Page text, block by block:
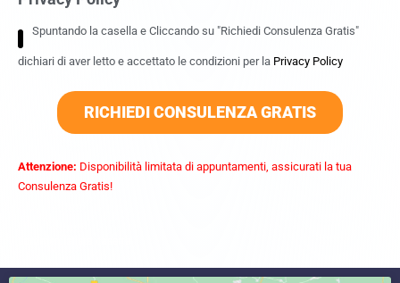
Spuntando la casella e Cliccando su "Richiedi Consulenza Gratis"
dichiari di aver letto e accettato le condizioni per la Privacy Policy
RICHIEDI CONSULENZA GRATIS
Attenzione: Disponibilità limitata di appuntamenti, assicurati la tua
Consulenza Gratis!